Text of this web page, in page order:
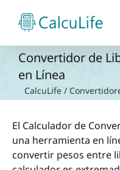
contenido
Convertidor de
en Línea
CalcuLife /
El Calculador de
una herramienta en
convertir pesos entre